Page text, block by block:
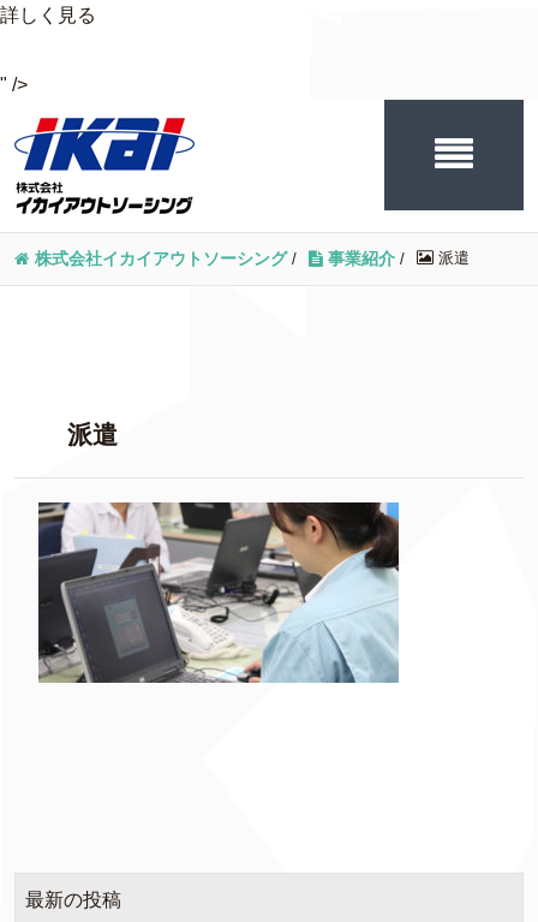
詳しく見る
" />
株式会社イカイアウトソーシング/ 事業紹介 / 派遣
派遣
最新の投稿